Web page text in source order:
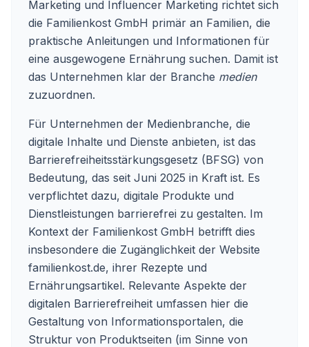
Marketing und Influencer Marketing richtet sich
die Familienkost GmbH primär an Familien, die
praktische Anleitungen und Informationen für
eine ausgewogene Ernährung suchen. Damit ist
das Unternehmen klar der Branche medien
zuzuordnen.
Für Unternehmen der Medienbranche, die
digitale Inhalte und Dienste anbieten, ist das
Barrierefreiheitsstärkungsgesetz (BFSG) von
Bedeutung, das seit Juni 2025 in Kraft ist. Es
verpflichtet dazu, digitale Produkte und
Dienstleistungen barrierefrei zu gestalten. Im
Kontext der Familienkost GmbH betrifft dies
insbesondere die Zugänglichkeit der Website
familienkost.de, ihrer Rezepte und
Ernährungsartikel. Relevante Aspekte der
digitalen Barrierefreiheit umfassen hier die
Gestaltung von Informationsportalen, die
Struktur von Produktseiten (im Sinne von